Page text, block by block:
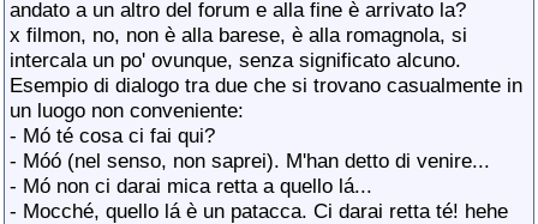
andato a un altro del forum e alla fine è arrivato la?
x filmon, no, non è alla barese, è alla romagnola, si
intercala un po' ovunque, senza significato alcuno.
Esempio di dialogo tra due che si trovano casualmente in
un luogo non conveniente:
- Mó té cosa ci fai qui?
- Móó (nel senso, non saprei). M'han detto di venire...
- Mó non ci darai mica retta a quello lá...
- Mocché, quello lá è un patacca. Ci darai retta té! hehe